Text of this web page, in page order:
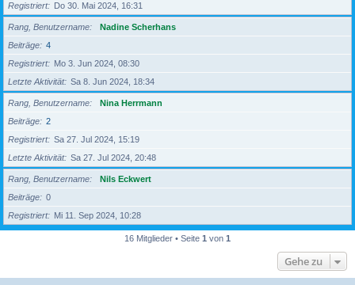
Registriert
Do 30. Mai 2024, 16:31
Rang, Benutzername
Nadine Scherhans
Beiträge
4
Registriert
Mo 3. Jun 2024, 08:30
Letzte Aktivität
Sa 8. Jun 2024, 18:34
Rang, Benutzername
Nina Herrmann
Beiträge
2
Registriert
Sa 27. Jul 2024, 15:19
Letzte Aktivität
Sa 27. Jul 2024, 20:48
Rang, Benutzername
Nils Eckwert
Beiträge
0
Registriert
Mi 11. Sep 2024, 10:28
16 Mitglieder • Seite 1 von 1
Gehe zu